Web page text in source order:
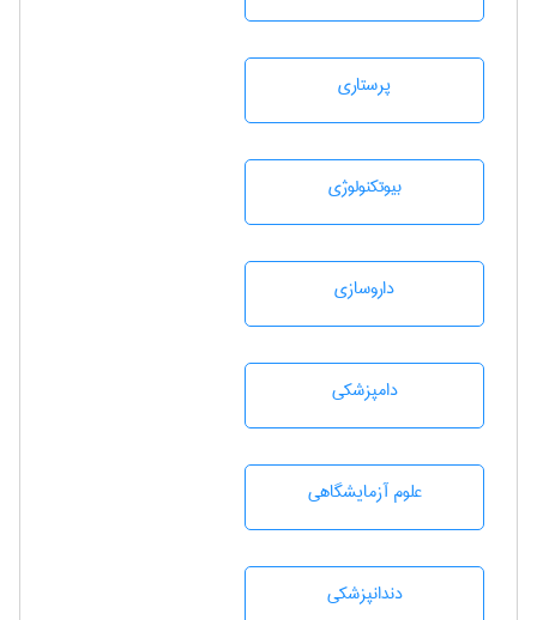
پرستاری
بيوتكنولوژی
داروسازی
دامپزشكی
علوم آزمايشگاهی
دندانپزشكی